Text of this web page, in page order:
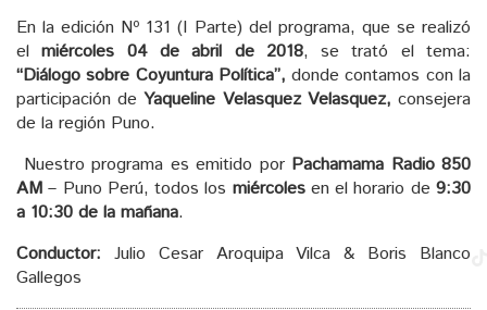
En la edición Nº 131 (I Parte) del programa, que se realizó
elmiércoles 04 de abril de 2018, se trató el tema:
“Diálogo sobre Coyuntura Política”,donde contamos con la
participación de Yaqueline Velasquez Velasquez, consejera
de la región Puno.
Nuestro programa es emitido por Pachamama Radio 850
AM – Puno Perú, todos los miércolesen el horario de9:30
a 10:30 de la mañana.
Conductor: Julio Cesar Aroquipa Vilca & Boris Blanco
Gallegos